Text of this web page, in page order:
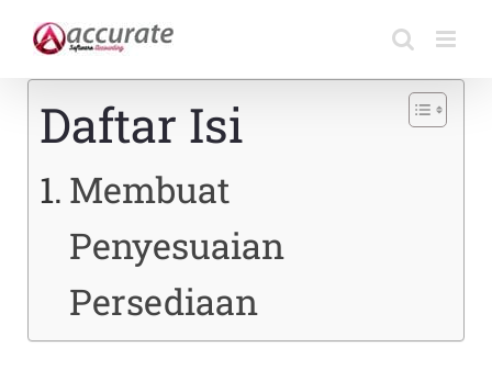
content
Daftar Isi
Membuat
Penyesuaian
Persediaan